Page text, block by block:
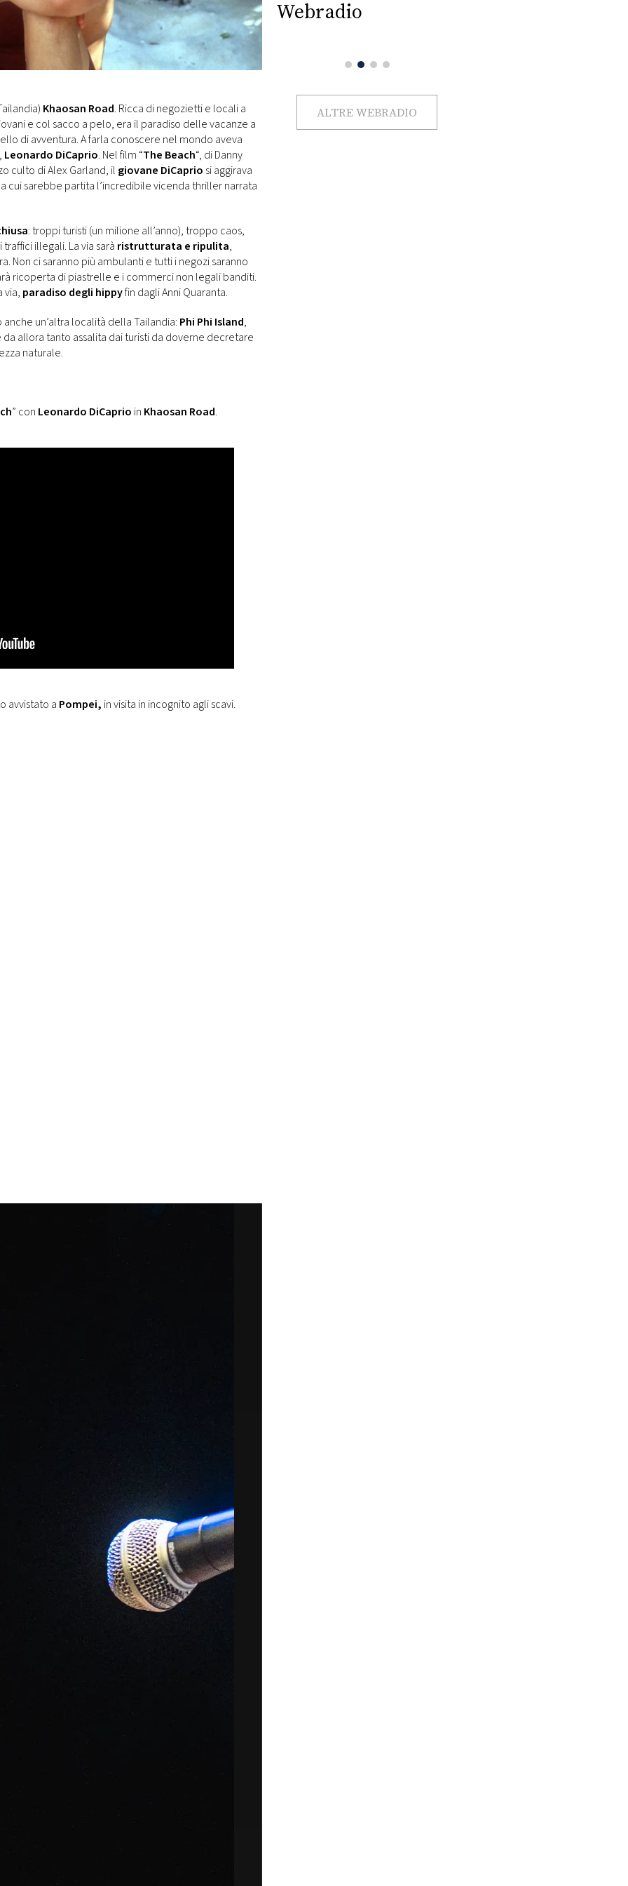
Khaosan Road. Ricca di negozietti e locali a
e col sacco a pelo, era il paradiso delle vacanze a
di avventura. A farla conoscere nel mondo aveva
Leonardo DiCaprio. Nel film “The Beach“, di Danny
culto di Alex Garland, il giovane DiCaprio si aggirava
cui sarebbe partita l’incredibile vicenda thriller narrata
: troppi turisti (un milione all’anno), troppo caos,
illegali. La via sarà ristrutturata e ripulita,
Non ci saranno più ambulanti e tutti i negozi saranno
ricoperta di piastrelle e i commerci non legali banditi.
via, paradiso degli hippyfin dagli Anni Quaranta.
un’altra località della Tailandia: Phi Phi Island,
da allora tanto assalita dai turisti da doverne decretare
naturale.
” con Leonardo DiCaprio in Khaosan Road.
avvistato a Pompei, in visita in incognito agli scavi.
Webradio
ALTRE WEBRADIO